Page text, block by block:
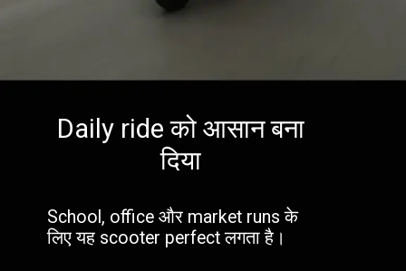
Daily ride को आसान बना
दिया
School, office और market runs के
लिए यह scooter perfect लगता है।